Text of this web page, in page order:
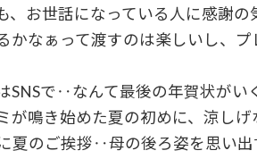
、お世話になっている人に感謝
かなぁって渡すのは楽しいし、
最近は年賀状
SNSで‥なんて最後の年賀状が
が鳴き始めた夏の初めに、涼し
夏のご挨拶‥母の後ろ姿を思い